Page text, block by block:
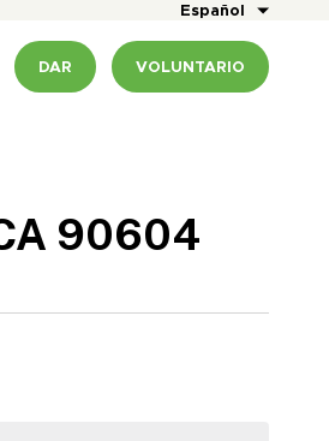
Español
DAR VOLUNTARIO
90604